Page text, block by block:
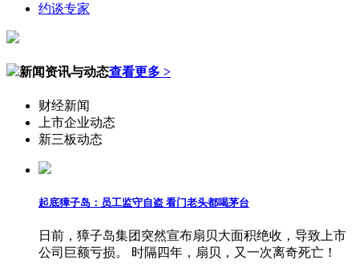
约谈专家
新闻资讯与动态查看更多 >
财经新闻
上市企业动态
新三板动态
起底獐子岛：员工监守自盗 看门老头都喝茅台
日前，獐子岛集团突然宣布扇贝大面积绝收，导致上市
公司巨额亏损。 时隔四年，扇贝，又一次离奇死亡！